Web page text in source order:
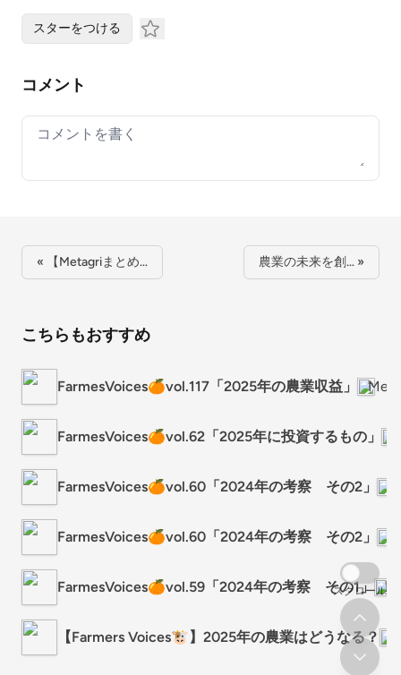
スターをつける
コメント
Your comment
« 【Metagriまとめ… 農業の未来を創… »
こちらもおすすめ
FarmesVoices🍊vol.117「2025年の農業収益」
FarmesVoices🍊vol.62「2025年に投資するもの」
FarmesVoices🍊vol.60「2024年の考察 その2」
FarmesVoices🍊vol.60「2024年の考察 その2」
FarmesVoices🍊vol.59「2024年の考察 その1」
【Farmers Voices🐮】2025年の農業はどうなる？
スクロール